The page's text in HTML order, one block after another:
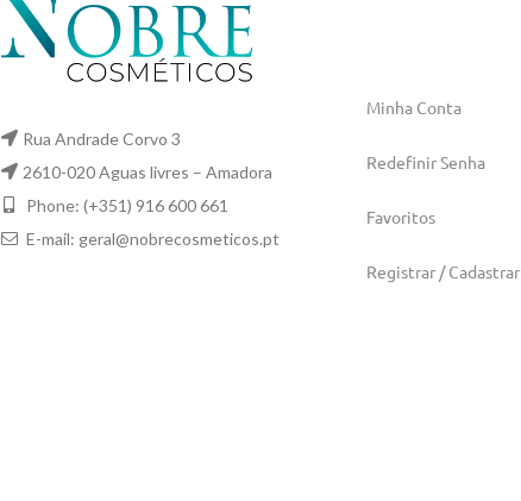
Rua Andrade Corvo 3
2610-020 Aguas livres – Amadora
Phone: (+351) 916 600 661
E-mail: geral@nobrecosmeticos.pt
Minha Conta
Redefinir Senha
Favoritos
Registrar / Cadastrar